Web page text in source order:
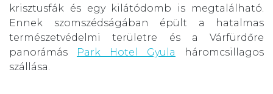
krisztusfák és egy kilátódomb is megtalálható.
Ennek szomszédságában épült a hatalmas
természetvédelmi területre és a Várfürdőre
panorámás
Park Hotel Gyula
háromcsillagos
szállása.